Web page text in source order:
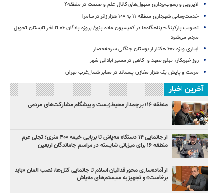
لایروبی و رسوب‌برداری منهول‌های کانال علم و صنعت در منطقه۴
خدمت‌رسانی شهرداری منطقه ۱۱ به ۱۰۰ هزار زائر در سامرا
تصویب پارکینگ- پناهگاه‌ها در کمیسیون ماده پنج/ پروژه پادگان ۰۶ تا آخر تابستان تحویل
مردم می‌شود
آبیاری ویژه ۶۰۰ هکتار از بوستان جنگلی سرخه‌حصار
روز خبرنگار، تبلور تعهد و آگاهی در مسیر آبادانی شهر
مرمت و پایش یک هزار مخازن پسماند در معابر شمال‌غرب تهران
آخرین اخبار
منطقه ۱۶؛ پرچمدار محیط‌زیست و پیشگام مشارکت‌های مردمی
از جانمایی ۱۴ دستگاه مه‌پاش تا برپایی خیمه ۴۰۰ متری؛ تجلی عزم
منطقه ۱۶ برای میزبانی شایسته در مراسم جاماندگان اربعین
از آماده‌سازی محور فدائیان اسلام تا جانمایی کتل‌ها، نصب المان «باید
برخاست» و تجهیز به سیستم‌های مه‌پاش